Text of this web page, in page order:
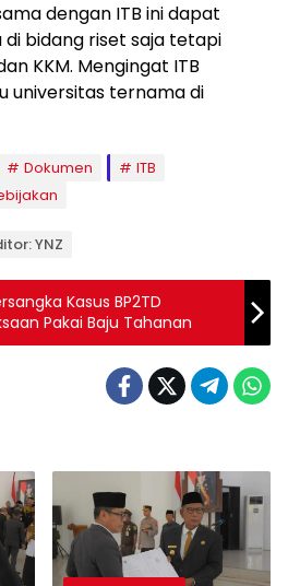
dengan ITB ini dapat
bidang riset saja tetapi
KKM. Mengingat ITB
universitas ternama di
Dokumen
ITB
YNZ
Kasus BP2TD
Pakai Baju Tahanan